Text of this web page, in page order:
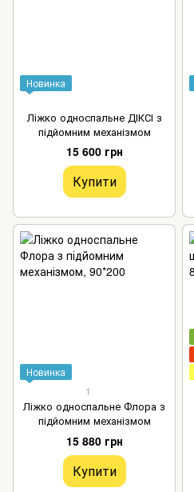
Новинка
Ліжко односпальне ДІКСІ з
підйомним механізмом
15 600 грн
Купити
Новинка
1
Ліжко односпальне Флора з
підйомним механізмом
15 880 грн
Купити